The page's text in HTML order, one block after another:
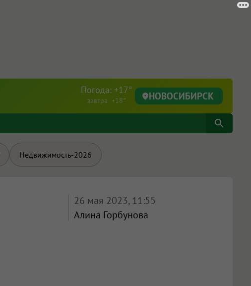
Погода: +17°
завтра +18° НОВОСИБИРСК
Недвижимость-2026
26 мая 2023, 11:55
Алина Горбунова